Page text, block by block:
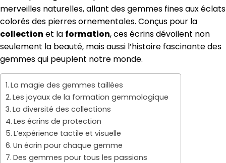
merveilles naturelles, allant des gemmes fines aux éclats
colorés des pierres ornementales. Conçus pour la
collection et la formation, ces écrins dévoilent non
seulement la beauté, mais aussi l’histoire fascinante des
gemmes qui peuplent notre monde.
La magie des gemmes taillées
Les joyaux de la formation gemmologique
La diversité des collections
Les écrins de protection
L’expérience tactile et visuelle
Un écrin pour chaque gemme
Des gemmes pour tous les passions